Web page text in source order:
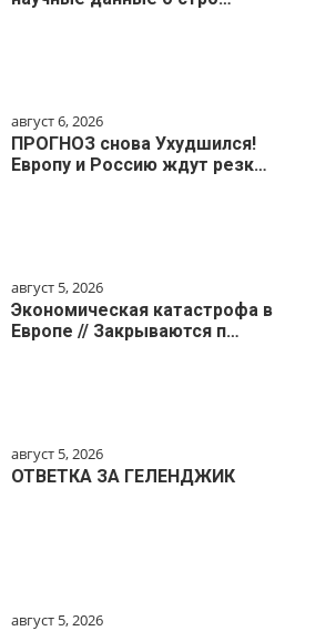
август 6, 2026
ПРОГНОЗ снова Ухудшился!
Европу и Россию ждут резк…
август 5, 2026
Экономическая катастрофа в
Европе // Закрываются п…
август 5, 2026
ОТВЕТКА ЗА ГЕЛЕНДЖИК
август 5, 2026